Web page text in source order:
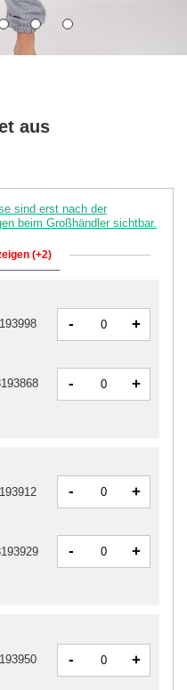
aus
sind erst nach der
beim Großhändler sichtbar.
(+2)
- +
- +
- +
- +
- +